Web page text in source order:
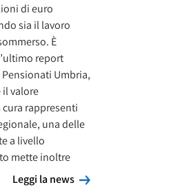
di euro
sia il lavoro
È
report
Umbria,
il valore
rappresenti
una delle
a livello
mette inoltre
Leggi la news
Leggi la news